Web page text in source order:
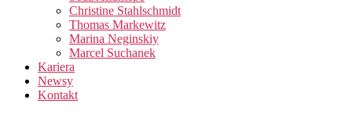
Christine Stahlschmidt
Thomas Markewitz
Marina Neginskiy
Marcel Suchanek
Kariera
Newsy
Kontakt